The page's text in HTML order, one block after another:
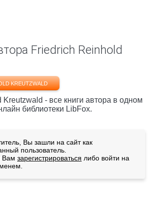
Friedrich Reinhold
KREUTZWALD
- все книги автора в одном
библиотеки LibFox.
Вы зашли на сайт как
пользователь.
Вам зарегистрироваться либо войти на